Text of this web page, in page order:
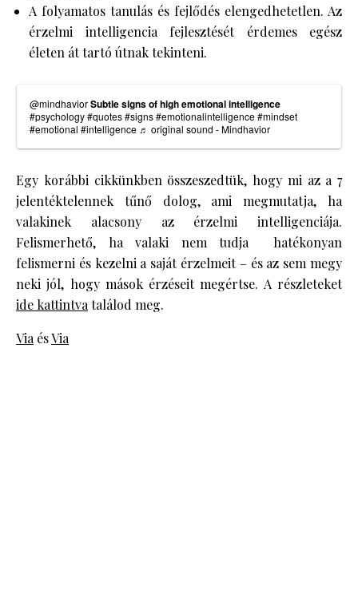
A folyamatos tanulás és fejlődés elengedhetetlen. Az
érzelmi intelligencia fejlesztését érdemes egész
életen át tartó útnak tekinteni.
@mindhaviorSubtle signs of high emotional intelligence
#psychology#quotes#signs#emotionalintelligence#mindset
#emotional #intelligence ♬ original sound - Mindhavior
Egy korábbi cikkünkben összeszedtük, hogy mi az a 7
jelentéktelennek tűnő dolog, ami megmutatja, ha
valakinek alacsony az érzelmi intelligenciája.
Felismerhető, ha valaki nem tudja hatékonyan
felismerni és kezelni a saját érzelmeit – és az sem megy
neki jól, hogy mások érzéseit megértse. A részleteket
ide kattintvatalálod meg.
ViaésVia